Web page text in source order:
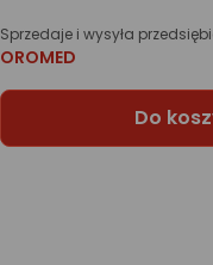
Sprzedaje i wysyła
OROMED
Do